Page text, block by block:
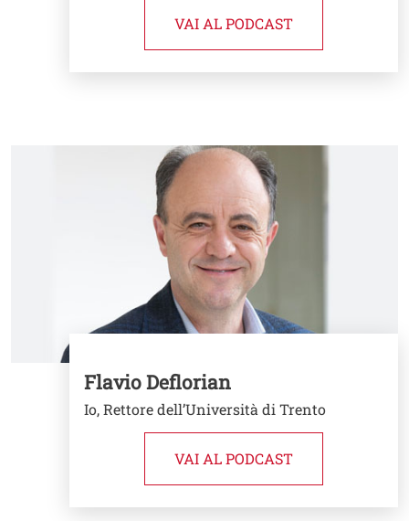
VAI AL PODCAST
Flavio Deflorian
Io, Rettore dell’Università di Trento
VAI AL PODCAST